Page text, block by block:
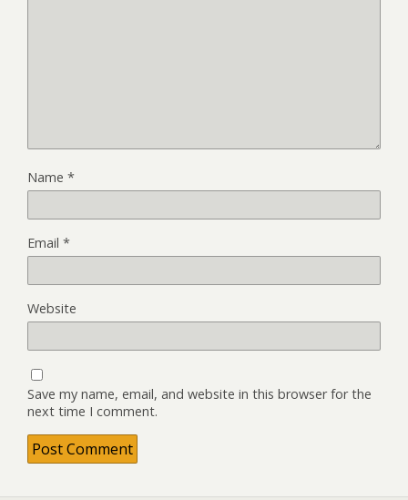
Name *
Email *
Website
Save my name, email, and website in this browser for the
next time I comment.